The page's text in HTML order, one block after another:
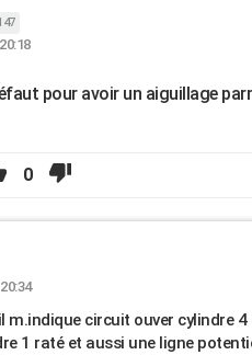
pour avoir un aiguillage
0
m.indique circuit ouver cylindre
1 raté et aussi une ligne